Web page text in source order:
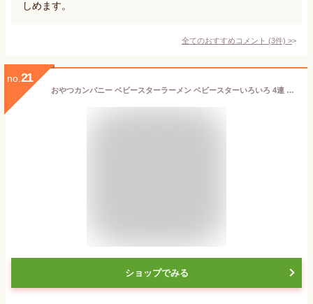
しめます。
全てのおすすめコメント (3件) >
no. 21
おやつカンパニー ベビースターラーメン ベビースターいろいろ 4連 { 子供会 景品 お祭り くじ引き 縁日 }{ 駄菓子 お菓子 おやつカンパニー スナック こども 子供 個装 個包装 配布 イベント }[24F22]{配送区分D}
ショップでみる